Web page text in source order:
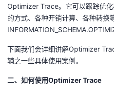
坛
圈
的
播
我
活
的
我
Optimizer Trace。它可以跟踪优
的方式、各种开销计算、各种转换
下面我们会详细讲解Optimizer
辅之一些具体使用案例。
二、 如何使用OptimizerTrace